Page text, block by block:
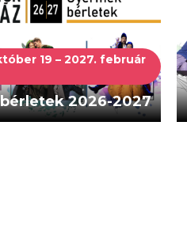
19 – 2027. február
2026-2027